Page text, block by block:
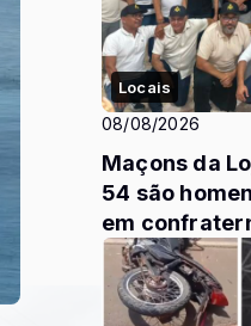
Locais
08/08/2026
Maçons da
54 são
em